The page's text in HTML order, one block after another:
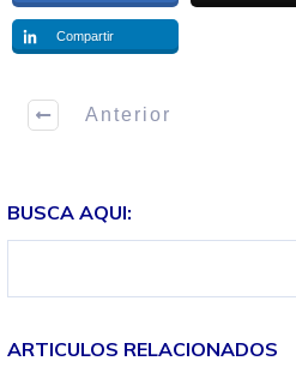
Compartir
Anterior
BUSCA AQUI:
ARTICULOS RELACIONADOS